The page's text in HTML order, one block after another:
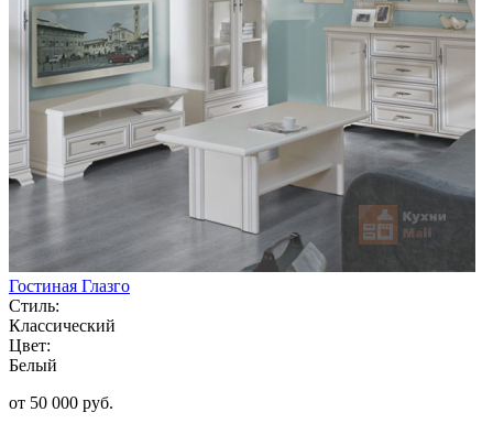
Гостиная Глазго
Стиль:
Классический
Цвет:
Белый
от 50 000 руб.